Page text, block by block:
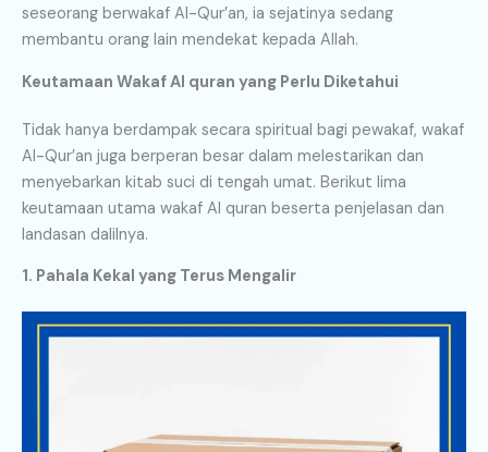
seseorang berwakaf Al-Qur’an, ia sejatinya sedang
membantu orang lain mendekat kepada Allah.
Keutamaan Wakaf Al quran yang Perlu Diketahui
Tidak hanya berdampak secara spiritual bagi pewakaf, wakaf
Al-Qur’an juga berperan besar dalam melestarikan dan
menyebarkan kitab suci di tengah umat. Berikut lima
keutamaan utama wakaf Al quran beserta penjelasan dan
landasan dalilnya.
1. Pahala Kekal yang Terus Mengalir